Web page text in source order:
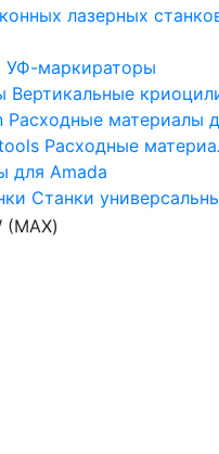
лазерных
УФ-маркираторы
Вертикальные
Расходные материалы
Расходные
для Amada
Станки